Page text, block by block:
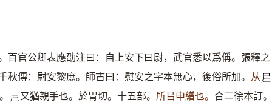
百官公卿表應劭注曰：自上安下曰尉，武官悉以爲偁。張釋之
秋傳：尉安黎庶。師古曰：慰安之字本無心，後俗所加。 从𡰥
𡰥 又猶親手也。於胃切。十五部。 所㠯申繒也。 合二徐本訂。